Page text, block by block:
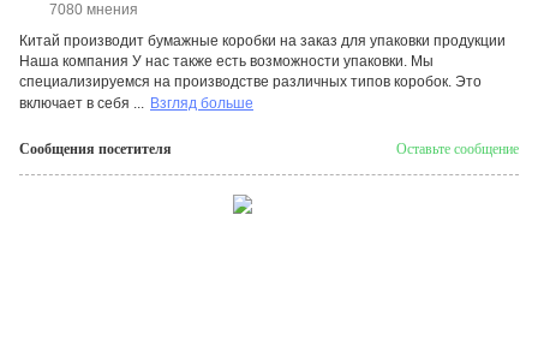
7080 мнения
Китай производит бумажные коробки на заказ для упаковки продукции
Наша компания У нас также есть возможности упаковки. Мы
специализируемся на производстве различных типов коробок. Это
включает в себя ... Взгляд больше
Сообщения посетителя Оставьте сообщение